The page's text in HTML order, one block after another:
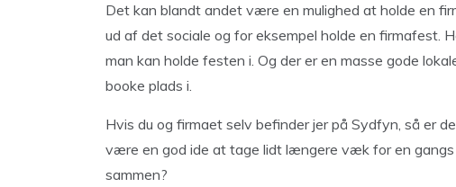
Det kan blandt andet være en mulighed at holde en
ud af det sociale og for eksempel holde en firmafest.
man kan holde festen i. Og der er en masse gode
booke plads i.
Hvis du og firmaet selv befinder jer på Sydfyn, så er
være en god ide at tage lidt længere væk for en
sammen?